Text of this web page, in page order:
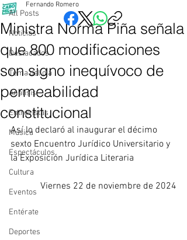
All Posts
Noticias
Destacados
Tema del dia
Analisis
Entrevistas
Música
Espectáculos
Cultura
Eventos
Entérate
Deportes
Ministra Norma Piña señala
que 800 modificaciones
son signo inequívoco de
permeabilidad
constitucional
Fernando Romero
Así lo declaró al inaugurar el décimo
sexto Encuentro Jurídico Universitario y
la Exposición Jurídica Literaria
Viernes 22 de noviembre de 2024